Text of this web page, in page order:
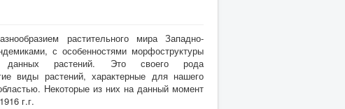
растительного мира Западно-
с особенностями морфоструктуры
данных растений. Это своего рода
виды растений, характерные для нашего
Некоторые из них на данный момент
г.г.